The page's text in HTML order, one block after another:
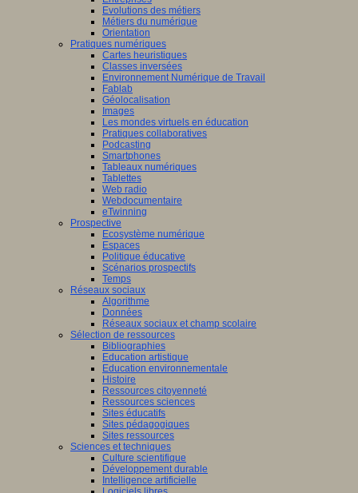
Evolutions des métiers
Métiers du numérique
Orientation
Pratiques numériques
Cartes heuristiques
Classes inversées
Environnement Numérique de Travail
Fablab
Géolocalisation
Images
Les mondes virtuels en éducation
Pratiques collaboratives
Podcasting
Smartphones
Tableaux numériques
Tablettes
Web radio
Webdocumentaire
eTwinning
Prospective
Ecosystème numérique
Espaces
Politique éducative
Scénarios prospectifs
Temps
Réseaux sociaux
Algorithme
Données
Réseaux sociaux et champ scolaire
Sélection de ressources
Bibliographies
Education artistique
Education environnementale
Histoire
Ressources citoyenneté
Ressources sciences
Sites éducatifs
Sites pédagogiques
Sites ressources
Sciences et techniques
Culture scientifique
Développement durable
Intelligence artificielle